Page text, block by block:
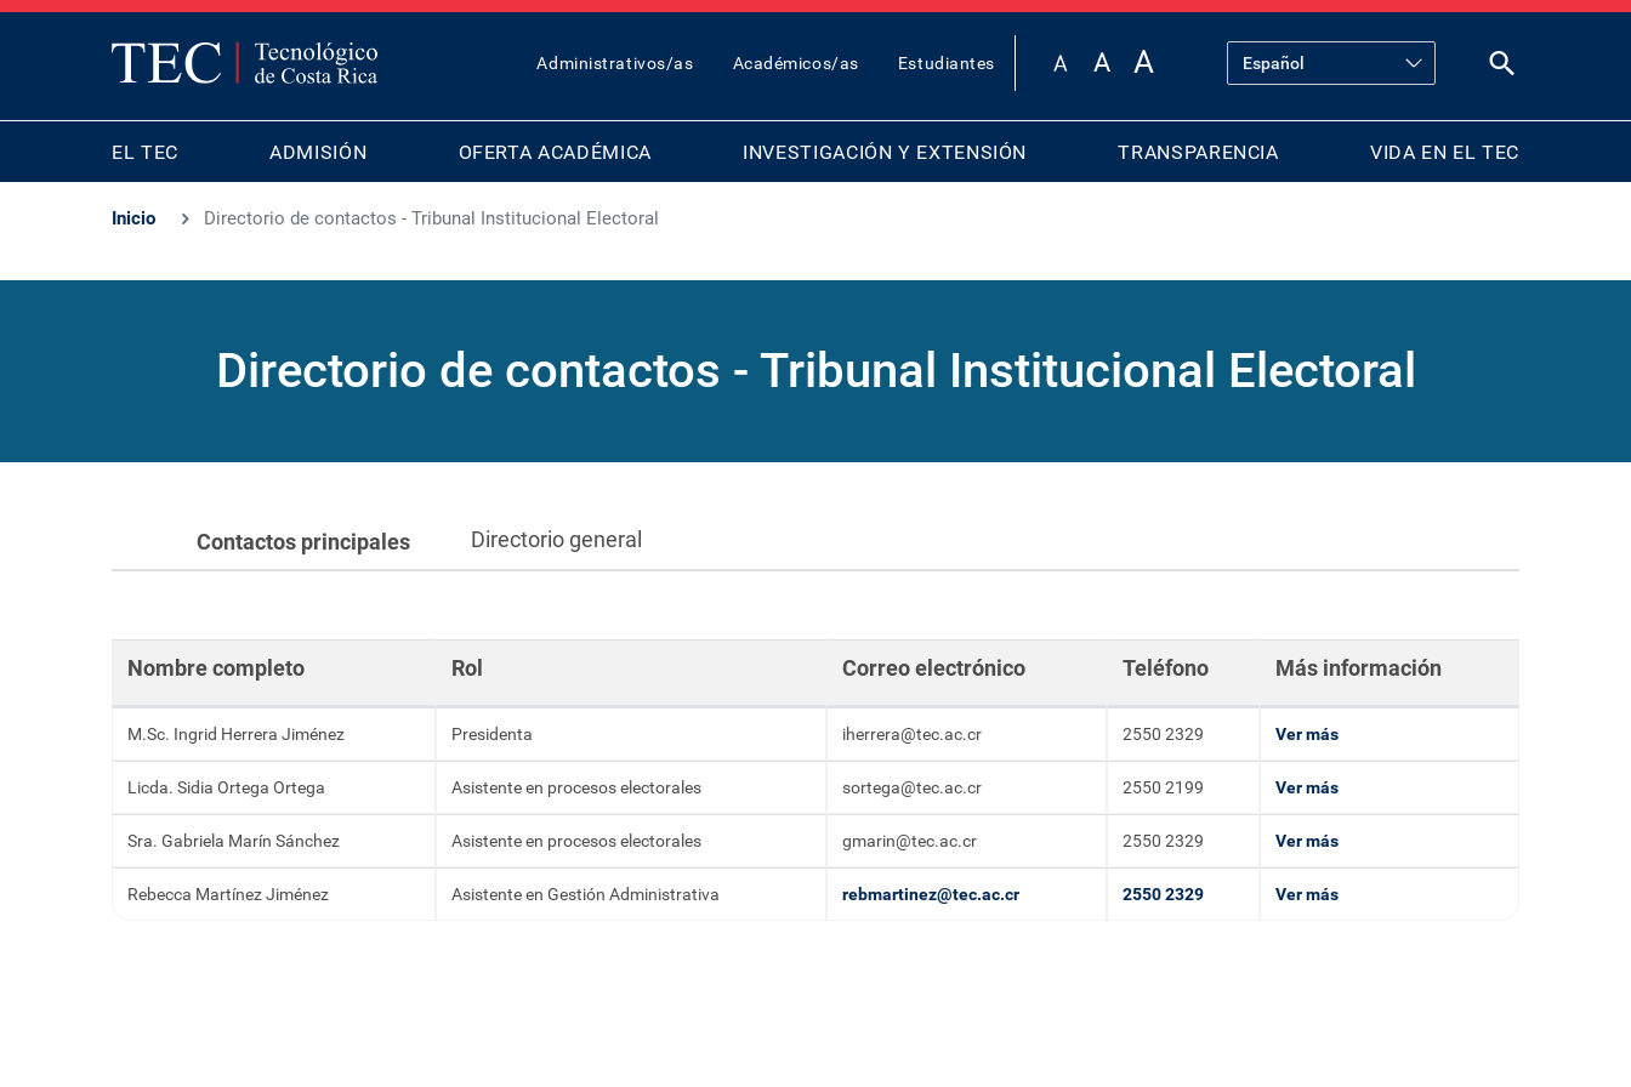
TOP
MENU
Administrativos/as Académicos/as Estudiantes
MAIN
NAVIGATION
EL TEC ADMISIÓN OFERTA ACADÉMICA INVESTIGACIÓN Y EXTENSIÓN TRANSPARENCIA VIDA EN EL TEC
Inicio Directorio de contactos - Tribunal Institucional Electoral
Directorio de contactos - Tribunal Institucional Electoral
Contactos principales Directorio general
Nombre completo Rol Correo electrónico Teléfono Más información
M.Sc. Ingrid Herrera Jiménez Presidenta iherrera@tec.ac.cr 2550 2329 Ver más
Licda. Sidia Ortega Ortega Asistente en procesos electorales sortega@tec.ac.cr 2550 2199 Ver más
Sra. Gabriela Marín Sánchez Asistente en procesos electorales gmarin@tec.ac.cr 2550 2329 Ver más
Rebecca Martínez Jiménez Asistente en Gestión Administrativa rebmartinez@tec.ac.cr 2550 2329 Ver más